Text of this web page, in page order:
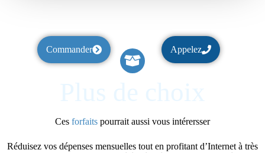
Commander Appelez
Ces forfaits pourrait aussi vous intérersser
Réduisez vos dépenses mensuelles tout en profitant d’Internet à très